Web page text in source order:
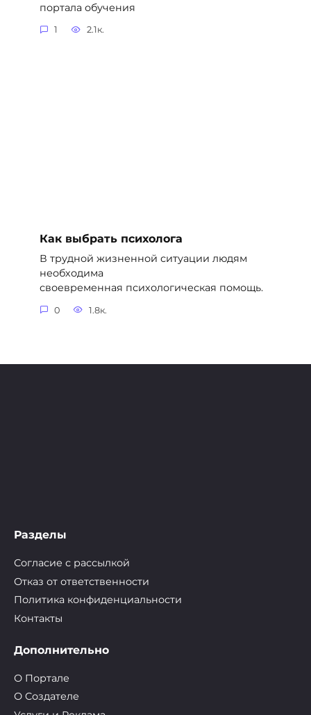
портала обучения
1 2.1к.
Как выбрать психолога
В трудной жизненной ситуации людям
необходима
своевременная психологическая помощь.
0 1.8к.
Разделы
Согласие с рассылкой
Отказ от ответственности
Политика конфиденциальности
Контакты
Дополнительно
О Портале
О Cоздателе